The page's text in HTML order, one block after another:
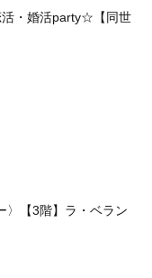
・婚活party☆【同世
〉【3階】ラ・ベラン